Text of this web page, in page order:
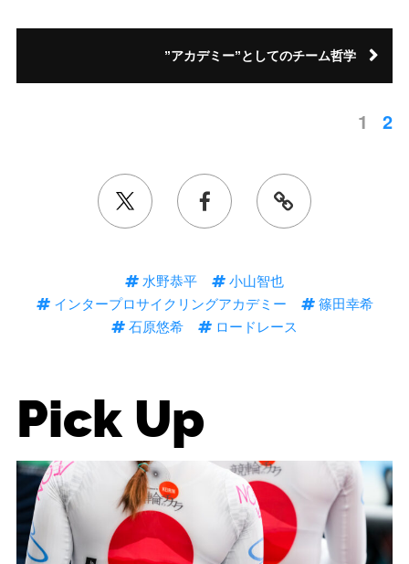
”アカデミー”としてのチーム哲学
1 2
水野恭平
小山智也
インタープロサイクリングアカデミー
篠田幸希
石原悠希
ロードレース
Pick Up